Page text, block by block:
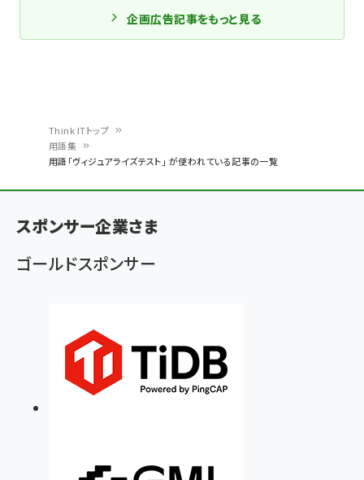
ン
く
ず
Think ITトップ
用語集
用語「ヴィジュアライズテスト」 が使われている記事の一覧
企画広告記事をもっと見る
スポンサー企業さま
ゴールドスポンサー